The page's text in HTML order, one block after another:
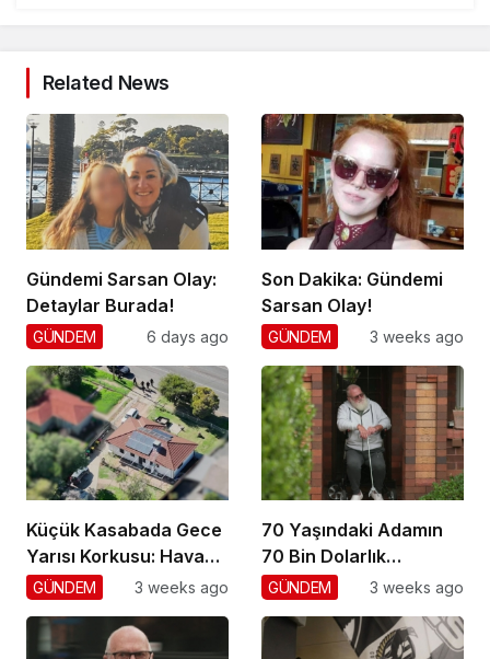
Related News
Gündemi Sarsan Olay:
Detaylar Burada!
GÜNDEM 6 days ago
Son Dakika: Gündemi
Sarsan Olay!
GÜNDEM 3 weeks ago
Küçük Kasabada Gece
Yarısı Korkusu: Hava
Gözetimi
GÜNDEM 3 weeks ago
70 Yaşındaki Adamın
70 Bin Dolarlık
Dolandırıcılığı
GÜNDEM 3 weeks ago